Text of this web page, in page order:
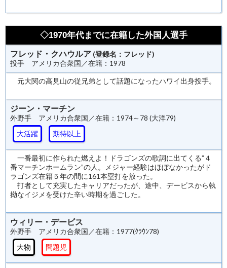
◇1970年代までに在籍した外国人選手
フレッド・クハウルア (登録名：フレッド)
投手 アメリカ合衆国／在籍：1978
元大関の高見山の従兄弟として話題になったハワイ出身投手。
ジーン・マーチン
外野手 アメリカ合衆国／在籍：1974～78 (大洋79)
大活躍
期待以上
一番最初に作られた燃えよ！ドラゴンズの歌詞に出てくる”４
番マーチンホームラン”の人。メジャー経験はほぼなかったがド
ラゴンズ在籍５年の間に161本塁打を放った。
打者として充実したキャリアだったが、途中、デービスから執
拗なイジメを受けた辛い時期を過ごした。
ウィリー・デービス
外野手 アメリカ合衆国／在籍：1977(ｸﾗｳﾝ78)
大物
問題児